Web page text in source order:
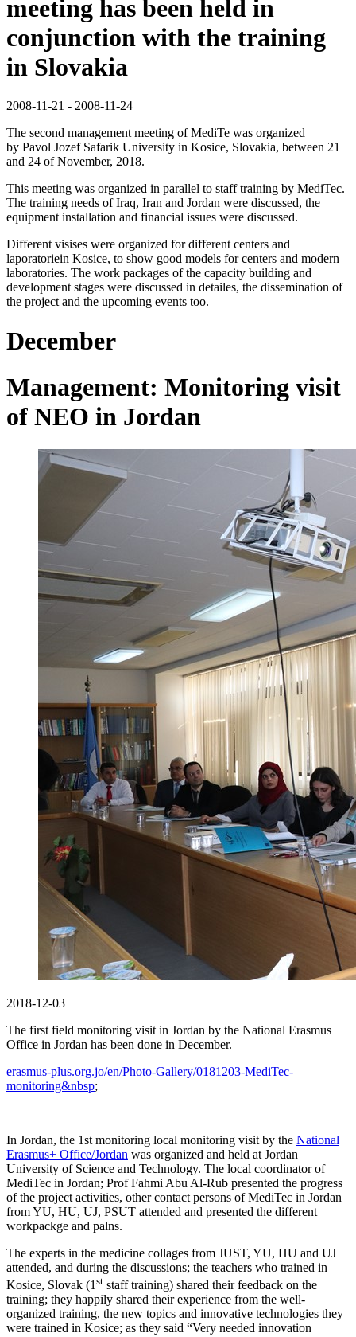
meeting has been held in
conjunction with the training
in Slovakia
2008-11-21 - 2008-11-24
The second management meeting of MediTe was organized
by Pavol Jozef Safarik University in Kosice, Slovakia, between 21
and 24 of November, 2018.
This meeting was organized in parallel to staff training by MediTec. ​
The training needs of Iraq, Iran and Jordan were discussed, the
equipment installation and financial issues were discussed.
Different visises were organized for different centers and
laporatoriein Kosice, to show good models for centers and modern
laboratories. The work p​​ackages of the capacity building and
development stages were discussed in detailes, the dissemination of
the project and the upcoming events too.
December
Management: Monitoring visit
of NEO in Jordan
2018-12-03
The first field monitoring visit in Jordan by the National Erasmus+
Office in Jordan has been done in December.
erasmus-plus.org.jo/en/Photo-Gallery/0181203-MediTec-
monitoring&nbsp;
In Jordan, the 1st monitoring local monitoring visit by the National
Erasmus+ Office/Jordan was organized and held at Jordan
University of Science and Technology. The local coordinator of
MediTec in Jordan; Prof Fahmi Abu Al-Rub presented the progress
of the project activities, other contact persons of MediTec in Jordan
from YU, HU, UJ, PSUT attended and presented the different
workpackge and palns.
The experts in the medicine collages from JUST, YU, HU and UJ
attended, and during the discussions; the teachers who trained in
Kosice, Slovak (1 st staff training) shared their feedback on the
training; they happily shared their experience from the well-
organized training, the new topics and innovative technologies they
were trained in Kosice; as they said “Very needed innovation